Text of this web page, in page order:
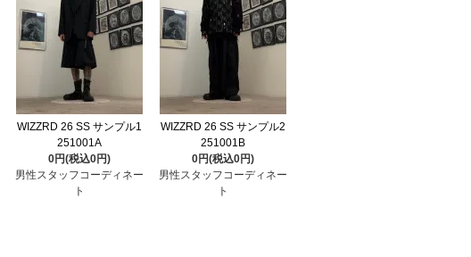
WIZZRD 26 SS サンプル1
251001A
0円(税込0円)
男性スタッフコーディネー
ト
WIZZRD 26 SS サンプル2
251001B
0円(税込0円)
男性スタッフコーディネー
ト